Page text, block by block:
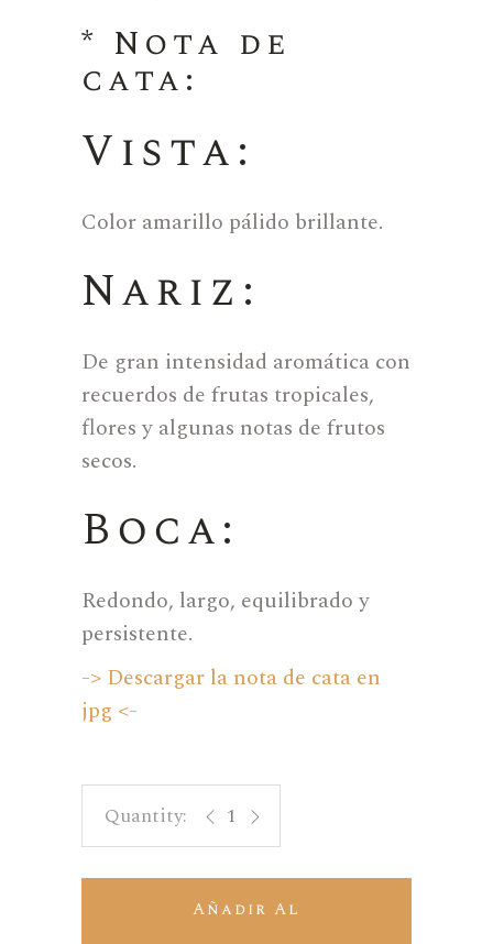
* Nota de
cata:
Vista:
Color amarillo pálido brillante.
Nariz:
De gran intensidad aromática con
recuerdos de frutas tropicales,
flores y algunas notas de frutos
secos.
Boca:
Redondo, largo, equilibrado y
persistente.
-> Descargar la nota de cata en
jpg <-
Mil Aromas quantity
Añadir Al